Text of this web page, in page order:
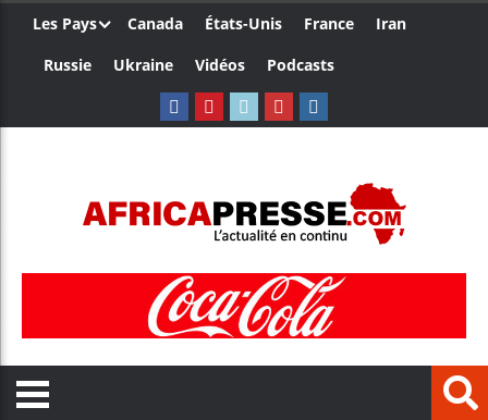
Les Pays Canada États-Unis France
Iran
Russie
Ukraine Vidéos Podcasts